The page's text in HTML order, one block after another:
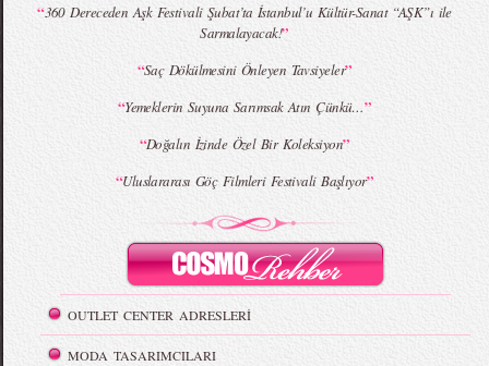
“360 Dereceden Aşk Festivali Şubat’ta İstanbul’u Kültür-Sanat “AŞK”ı ile
Sarmalayacak!”
“Saç Dökülmesini Önleyen Tavsiyeler”
“Yemeklerin Suyuna Sarımsak Atın Çünkü…”
“Doğalın İzinde Özel Bir Koleksiyon”
“Uluslararası Göç Filmleri Festivali Başlıyor”
OUTLET CENTER ADRESLERİ
MODA TASARIMCILARI